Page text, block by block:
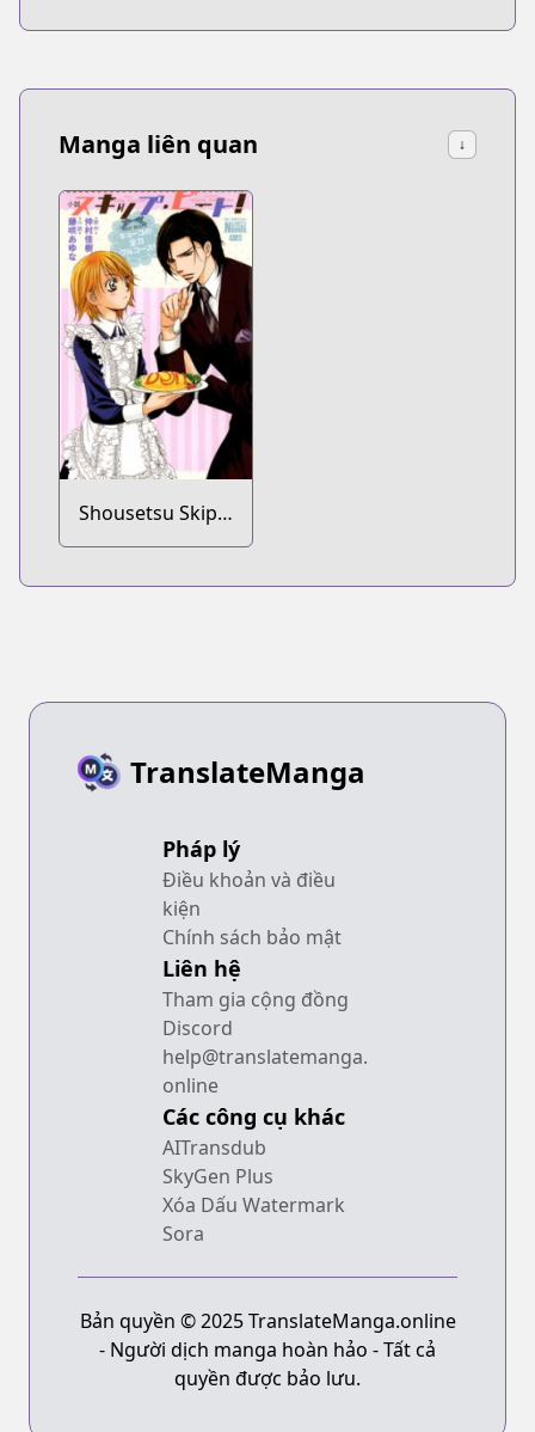
Manga liên quan ↓
Shousetsu Skip
Beat!: Kyouko no
TranslateManga
Pháp lý
Điều khoản và điều
kiện
Chính sách bảo mật
Liên hệ
Tham gia cộng đồng
Discord
help@translatemanga.
online
Các công cụ khác
AITransdub
SkyGen Plus
Xóa Dấu Watermark
Sora
Bản quyền © 2025 TranslateManga.online
- Người dịch manga hoàn hảo - Tất cả
quyền được bảo lưu.